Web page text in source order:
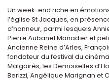
Un week-end riche en
l’église St Jacques, en
d’honneur, parmi lesquels
Pierre Aubanel Manadier et
Ancienne Reine d’Arles,
fondateur du festival du
Malgoirès, les Demoiselles
Berizzi, Angélique Marignan et